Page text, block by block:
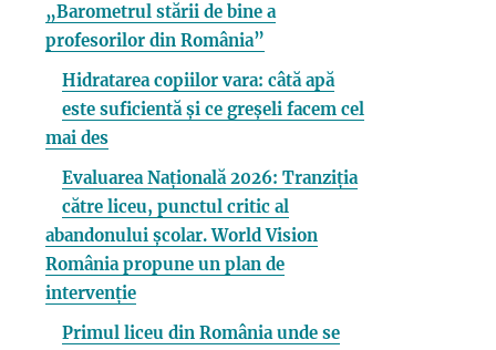
„Barometrul stării de bine a
profesorilor din România”
Hidratarea copiilor vara: câtă apă
este suficientă și ce greșeli facem cel
mai des
Evaluarea Națională 2026: Tranziția
către liceu, punctul critic al
abandonului școlar. World Vision
România propune un plan de
intervenție
Primul liceu din România unde se